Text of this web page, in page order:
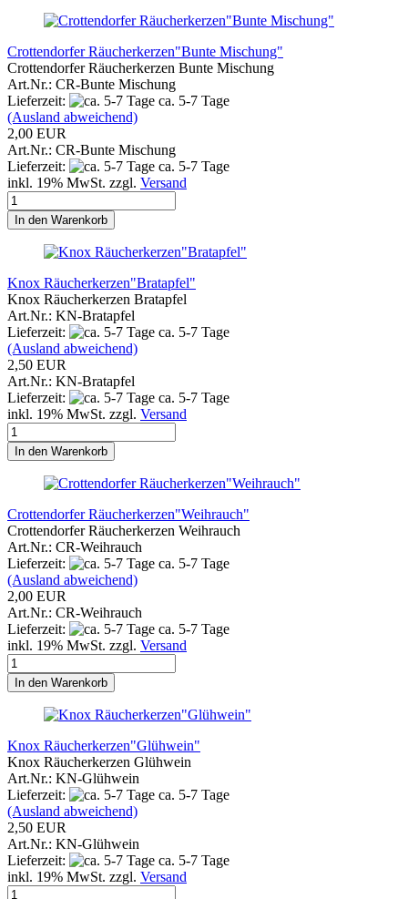
Crottendorfer Räucherkerzen"Bunte Mischung"
Crottendorfer Räucherkerzen Bunte Mischung
Art.Nr.: CR-Bunte Mischung
Lieferzeit:
ca. 5-7 Tage
(Ausland abweichend)
2,00 EUR
Art.Nr.: CR-Bunte Mischung
Lieferzeit:
ca. 5-7 Tage
inkl. 19% MwSt. zzgl. Versand
In den Warenkorb
Knox Räucherkerzen"Bratapfel"
Knox Räucherkerzen Bratapfel
Art.Nr.: KN-Bratapfel
Lieferzeit:
ca. 5-7 Tage
(Ausland abweichend)
2,50 EUR
Art.Nr.: KN-Bratapfel
Lieferzeit:
ca. 5-7 Tage
inkl. 19% MwSt. zzgl. Versand
In den Warenkorb
Crottendorfer Räucherkerzen"Weihrauch"
Crottendorfer Räucherkerzen Weihrauch
Art.Nr.: CR-Weihrauch
Lieferzeit:
ca. 5-7 Tage
(Ausland abweichend)
2,00 EUR
Art.Nr.: CR-Weihrauch
Lieferzeit:
ca. 5-7 Tage
inkl. 19% MwSt. zzgl. Versand
In den Warenkorb
Knox Räucherkerzen"Glühwein"
Knox Räucherkerzen Glühwein
Art.Nr.: KN-Glühwein
Lieferzeit:
ca. 5-7 Tage
(Ausland abweichend)
2,50 EUR
Art.Nr.: KN-Glühwein
Lieferzeit:
ca. 5-7 Tage
inkl. 19% MwSt. zzgl. Versand